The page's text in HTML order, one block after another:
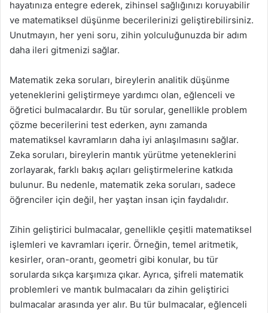
hayatınıza entegre ederek, zihinsel sağlığınızı koruyabilir
ve matematiksel düşünme becerilerinizi geliştirebilirsiniz.
Unutmayın, her yeni soru, zihin yolculuğunuzda bir adım
daha ileri gitmenizi sağlar.
Matematik zeka soruları, bireylerin analitik düşünme
yeteneklerini geliştirmeye yardımcı olan, eğlenceli ve
öğretici bulmacalardır. Bu tür sorular, genellikle problem
çözme becerilerini test ederken, aynı zamanda
matematiksel kavramların daha iyi anlaşılmasını sağlar.
Zeka soruları, bireylerin mantık yürütme yeteneklerini
zorlayarak, farklı bakış açıları geliştirmelerine katkıda
bulunur. Bu nedenle, matematik zeka soruları, sadece
öğrenciler için değil, her yaştan insan için faydalıdır.
Zihin geliştirici bulmacalar, genellikle çeşitli matematiksel
işlemleri ve kavramları içerir. Örneğin, temel aritmetik,
kesirler, oran-orantı, geometri gibi konular, bu tür
sorularda sıkça karşımıza çıkar. Ayrıca, şifreli matematik
problemleri ve mantık bulmacaları da zihin geliştirici
bulmacalar arasında yer alır. Bu tür bulmacalar, eğlenceli